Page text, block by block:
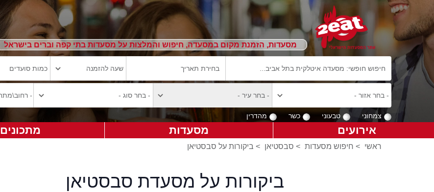
מסעדות, הזמנת מקום במסעדה, חיפוש והמלצות על מסעדות בתי קפה וברים בישראל
צמחוני טבעוני כשר מהדרין
אירועים מסעדות מתכונים
ראשי > חיפוש מסעדות > סבסטיאן > ביקורות על סבסטיאן
ביקורות על מסעדת סבסטיאן